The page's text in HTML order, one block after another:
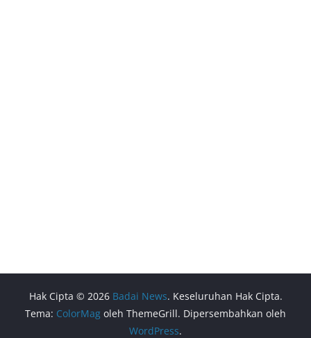
Hak Cipta © 2026 Badai News. Keseluruhan Hak Cipta.
Tema: ColorMag oleh ThemeGrill. Dipersembahkan oleh
WordPress.